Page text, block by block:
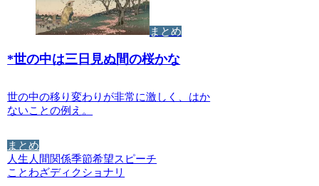
まとめ
*世の中は三日見ぬ間の桜かな
世の中の移り変わりが非常に激しく、はか
ないことの例え。
まとめ
人生 人間関係季節希望スピーチ
ことわざディクショナリ